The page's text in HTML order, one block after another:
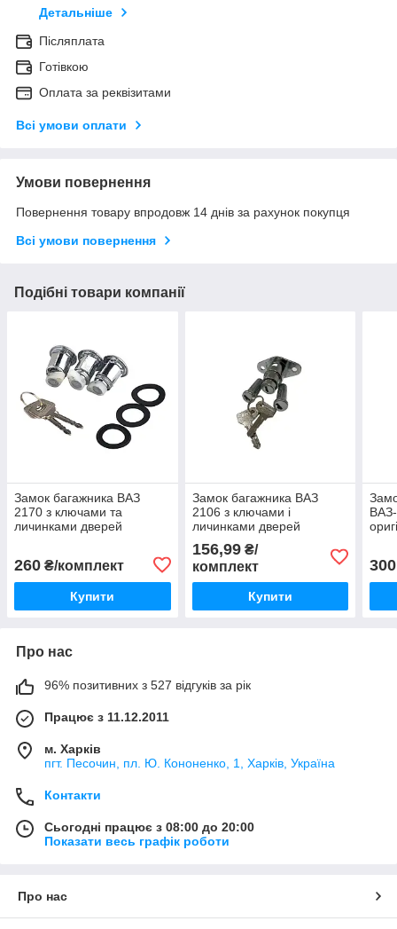
Детальніше
Післяплата
Готівкою
Оплата за реквізитами
Всі умови оплати
Умови повернення
Повернення товару впродовж 14 днів за рахунок покупця
Всі умови повернення
Подібні товари компанії
Замок багажника ВАЗ
2170 з ключами та
личинками дверей
260 ₴/комплект
Купити
Замок багажника ВАЗ
2106 з ключами і
личинками дверей
156,99₴/
комплект
Купити
300
Про нас
96% позитивних з 527 відгуків за рік
Працює з 11.12.2011
м. Харків
пгт. Песочин, пл. Ю. Кононенко, 1, Харків, Україна
Контакти
Сьогодні працює з 08:00 до 20:00
Показати весь графік роботи
Про нас